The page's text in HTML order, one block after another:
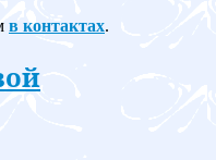
в контактах.